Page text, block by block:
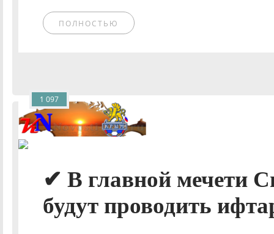
ПОЛНОСТЬЮ
✔ В главной мечети
будут проводить
1 097